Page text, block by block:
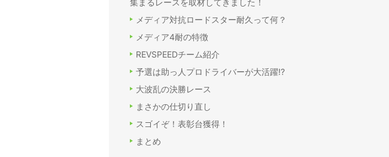
集まるレースを取材してきました！
メディア対抗ロードスター耐久って何？
メディア4耐の特徴
REVSPEEDチーム紹介
予選は助っ人プロドライバーが大活躍!?
大波乱の決勝レース
まさかの仕切り直し
スゴイぞ！表彰台獲得！
まとめ